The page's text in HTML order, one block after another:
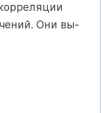
Они вы­